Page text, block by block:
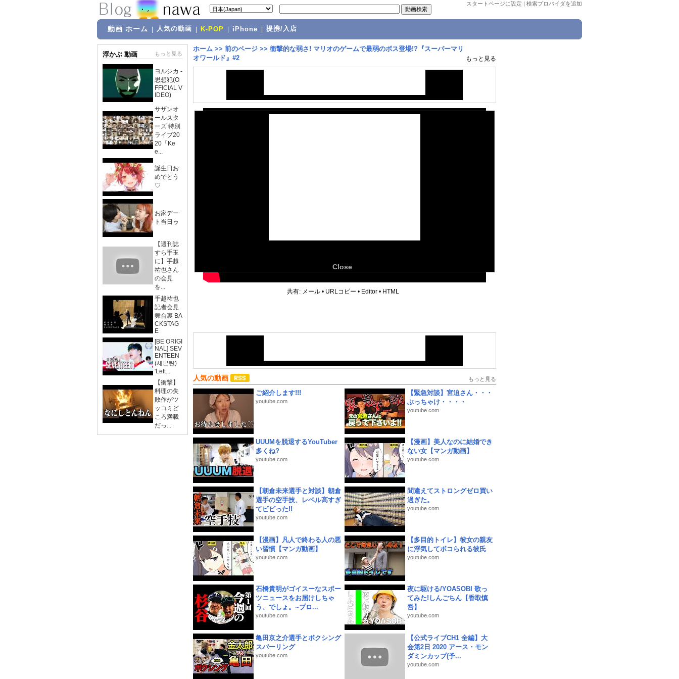
スタートページに設定 | 検索プロバイダを追加
動画 ホーム 人気の動画 K-POP iPhone 提携/入店
浮かぶ 動画 もっと見る
ヨルシカ -
思想犯(O
FFICIAL V
IDEO)
サザンオ
ールスタ
ーズ 特別
ライブ20
20「Ke
e...
誕生日お
めでとう
♡
お家デー
ト当日ゥ
【週刊誌
すら手玉
に】手越
祐也さん
の会見
を...
手越祐也
記者会見
舞台裏 BA
CKSTAG
E
[BE ORIGI
NAL] SEV
ENTEEN
(세븐틴)
'Left...
【衝撃】
料理の失
敗作がツ
ッコミど
ころ満載
だっ...
ホーム >> 前のページ >> 衝撃的な弱さ! マリオのゲームで最弱のボス登場!?『スーパーマリ
オワールド』#2
もっと見る
Close
共有: メール • URLコピー • Editor • HTML
人気の動画 もっと見る
ご紹介します!!!
youtube.com
【緊急対談】宮迫さん・・・
ぶっちゃけ・・・・
youtube.com
UUUMを脱退するYouTuber
多くね?
youtube.com
【漫画】美人なのに結婚でき
ない女【マンガ動画】
youtube.com
【朝倉未来選手と対談】朝倉
選手の空手技、レベル高すぎ
てビビった!!
youtube.com
間違えてストロングゼロ買い
過ぎた。
youtube.com
【漫画】凡人で終わる人の悪
い習慣【マンガ動画】
youtube.com
【多目的トイレ】彼女の親友
に浮気してボコられる彼氏
youtube.com
石橋貴明がゴイスーなスポー
ツニュースをお届けしちゃ
う、でしょ。~プロ...
youtube.com
夜に駆ける/YOASOBI 歌っ
てみた!しんごちん【香取慎
吾】
youtube.com
亀田京之介選手とボクシング
スパーリング
youtube.com
【公式ライブCH1 全編】大
会第2日 2020 アース・モン
ダミンカップ(予...
youtube.com